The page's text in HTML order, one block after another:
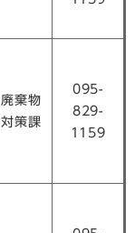
廃棄物
対策課
095-
829-
1159